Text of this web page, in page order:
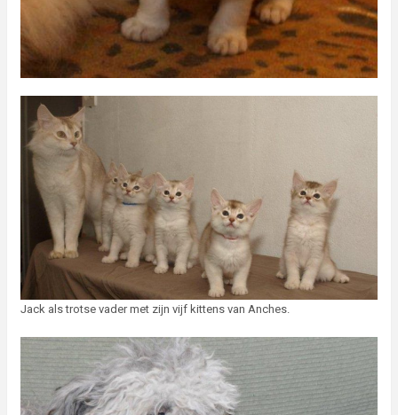
Jack als trotse vader met zijn vijf kittens van Anches.